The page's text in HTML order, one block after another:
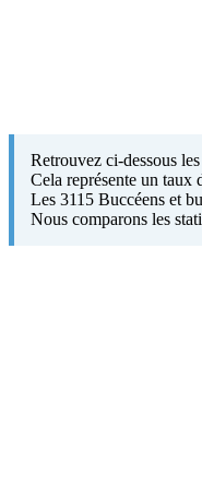
Retrouvez ci-dessous
Cela représente un
Les 3115 Buccéens et
Nous comparons les